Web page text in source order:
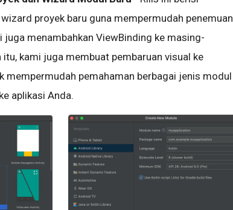
proyek baru guna mempermudah penemuan
juga menambahkan ViewBinding ke masing-
kami juga membuat pembaruan visual ke
mempermudah pemahaman berbagai jenis modul
aplikasi Anda.